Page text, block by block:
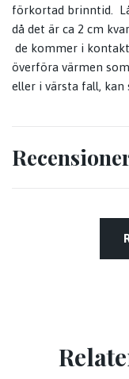
förkortad brinntid.
då det är ca 2 cm
de kommer i
överföra värmen
eller i värsta fall, kan